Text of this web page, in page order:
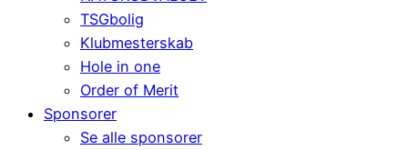
TSGbolig
Klubmesterskab
Hole in one
Order of Merit
Sponsorer
Se alle sponsorer